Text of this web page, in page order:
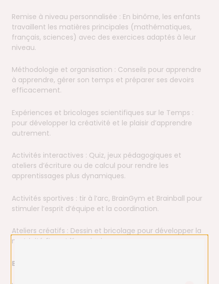
Remise à niveau personnalisée : En binôme, les enfants
travaillent les matières principales (mathématiques,
français, sciences) avec des exercices adaptés à leur
niveau.
Méthodologie et organisation : Conseils pour apprendre
à apprendre, gérer son temps et préparer ses devoirs
efficacement.
Expériences et bricolages scientifiques sur le Temps :
pour développer la créativité et le plaisir d’apprendre
autrement.
Activités interactives : Quiz, jeux pédagogiques et
ateliers d’écriture ou de calcul pour rendre les
apprentissages plus dynamiques.
Activités sportives : tir à l’arc, BrainGym et Brainball pour
stimuler l’esprit d’équipe et la coordination.
Ateliers créatifs : Dessin et bricolage pour développer la
motricité fine et l’imaginaire.
Encadrement et environnement :